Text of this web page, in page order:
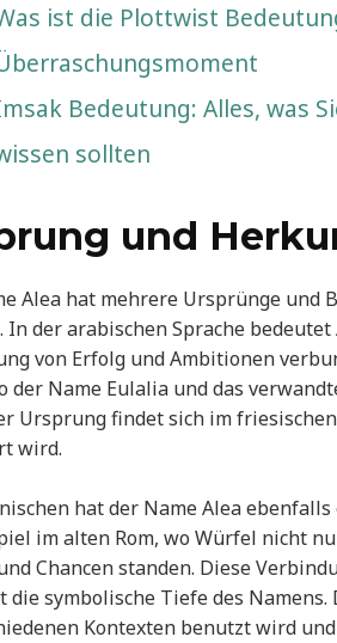
ist die Plottwist
Bedeutung: Alles, was
sollten
und
Alea hat mehrere Ursprünge und
In der arabischen Sprache
von Erfolg und Ambitionen
der Name Eulalia und das
Ursprung findet sich im
wird.
hat der Name Alea
im alten Rom, wo Würfel nicht
Chancen standen. Diese
die symbolische Tiefe des
Kontexten benutzt wird